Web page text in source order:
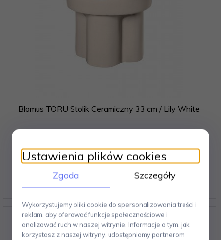
Blomus TORU Stolik Ceramiczny 33 cm / Lily White
897,00 PLN
Ustawienia plików cookies
Zgoda Szczegóły
Wykorzystujemy pliki cookie do spersonalizowania treści i
reklam, aby oferować funkcje społecznościowe i
analizować ruch w naszej witrynie. Informacje o tym, jak
korzystasz z naszej witryny, udostępniamy partnerom